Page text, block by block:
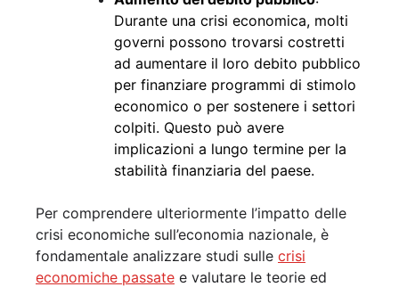
Durante una crisi economica, molti
governi possono trovarsi costretti
ad aumentare il loro debito pubblico
per finanziare programmi di stimolo
economico o per sostenere i settori
colpiti. Questo può avere
implicazioni a lungo termine per la
stabilità finanziaria del paese.
Per comprendere ulteriormente l’impatto delle
crisi economiche sull’economia nazionale, è
fondamentale analizzare studi sulle crisi
economiche passate e valutare le teorie ed